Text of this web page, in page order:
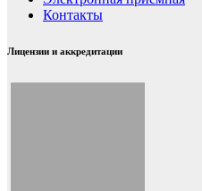
Контакты
Лицензии и аккредитации